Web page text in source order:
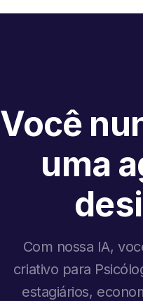
Você
uma
Com nossa IA,
criativo para
estagiários,